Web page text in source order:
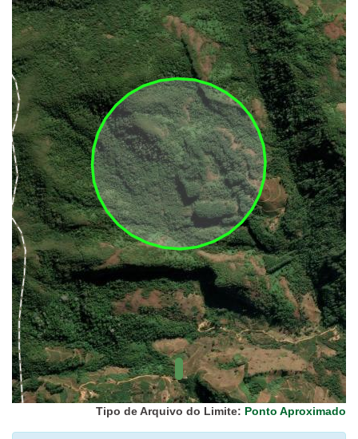
Municípios
Terras
indígenas
(FUNAI)
UC Federal
UC Estaduais
UC
Municipais
Hidrografia
1:1.000.000
(ANA)
Biomas
(IBGE)
Vegetação
(IBGE)
Rodovias
(IBGE)
Relevo
(IBGE)
Tipo de Arquivo do Limite: Ponto Aproximado